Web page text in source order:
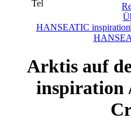
HANSEATIC inspiration
Arktis auf
inspiration